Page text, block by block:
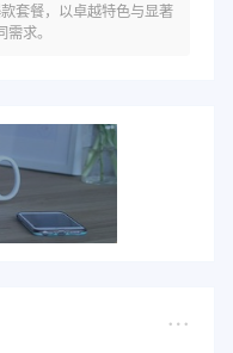
套餐，以卓越特色与显著
求。